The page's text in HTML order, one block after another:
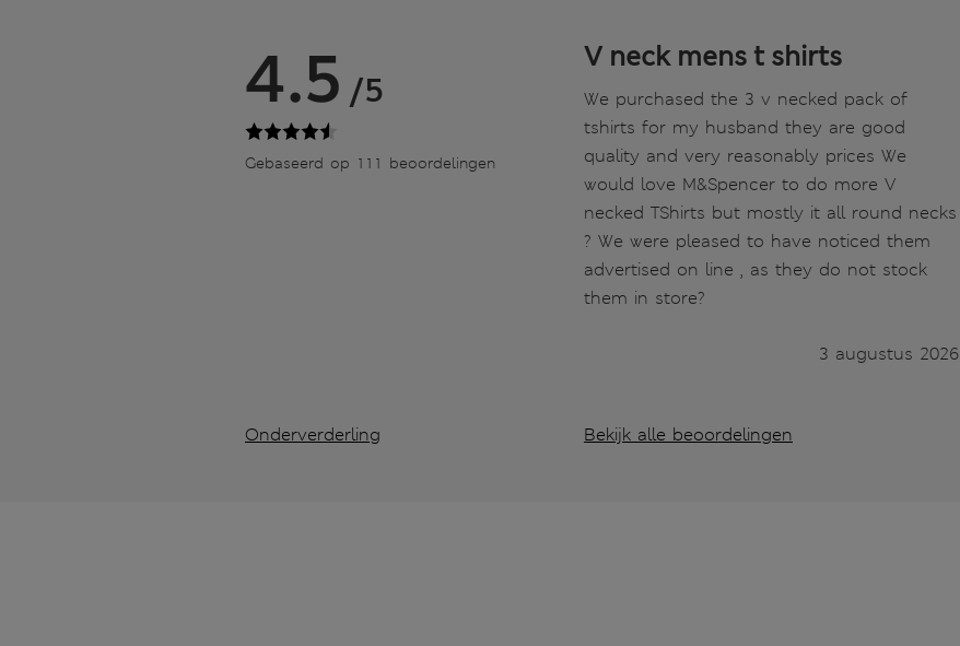
4.5 /5
Gebaseerd op 111 beoordelingen
Onderverderling
V neck mens t shirts
We purchased the 3 v necked pack of
tshirts for my husband they are good
quality and very reasonably prices We
would love M&Spencer to do more V
necked TShirts but mostly it all round necks
? We were pleased to have noticed them
advertised on line , as they do not stock
them in store?
3 augustus 2026
Bekijk alle beoordelingen